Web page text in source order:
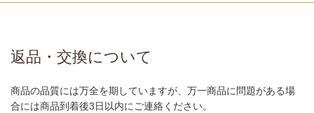
返品・交換について
商品の品質には万全を期していますが、万一商品に問題がある場
合には商品到着後3日以内にご連絡ください。